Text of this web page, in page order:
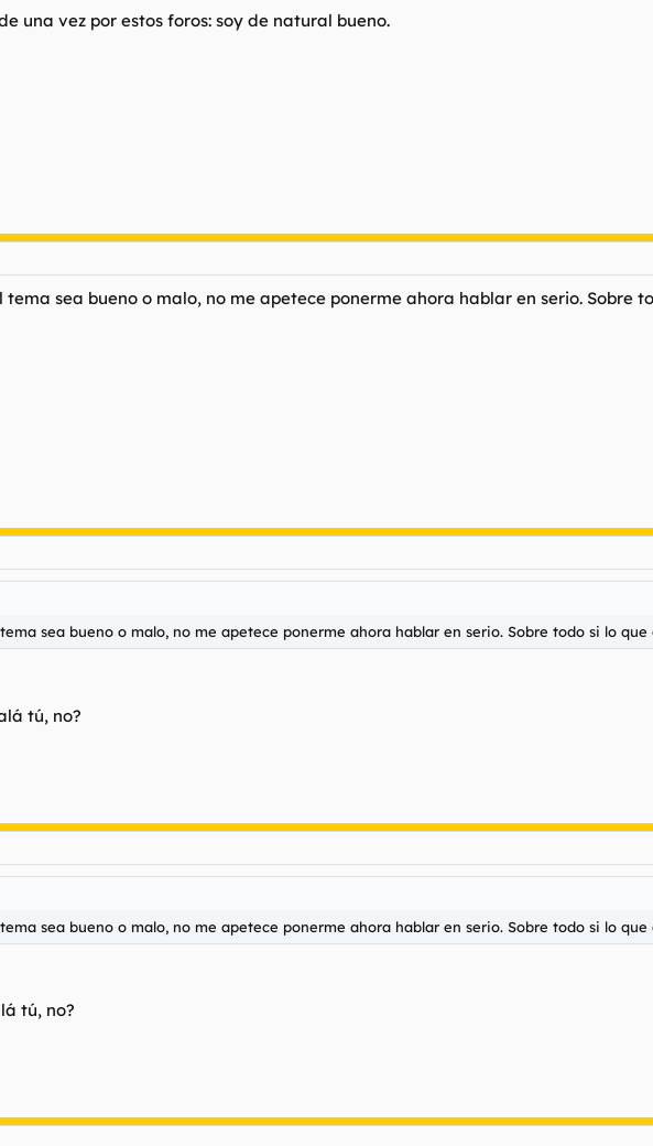
una vez por estos foros: soy de natural bueno.
tema sea bueno o malo, no me apetece ponerme ahora hablar en serio. Sobre
sea bueno o malo, no me apetece ponerme ahora hablar en serio. Sobre todo si lo
tú, no?
sea bueno o malo, no me apetece ponerme ahora hablar en serio. Sobre todo si lo
tú, no?